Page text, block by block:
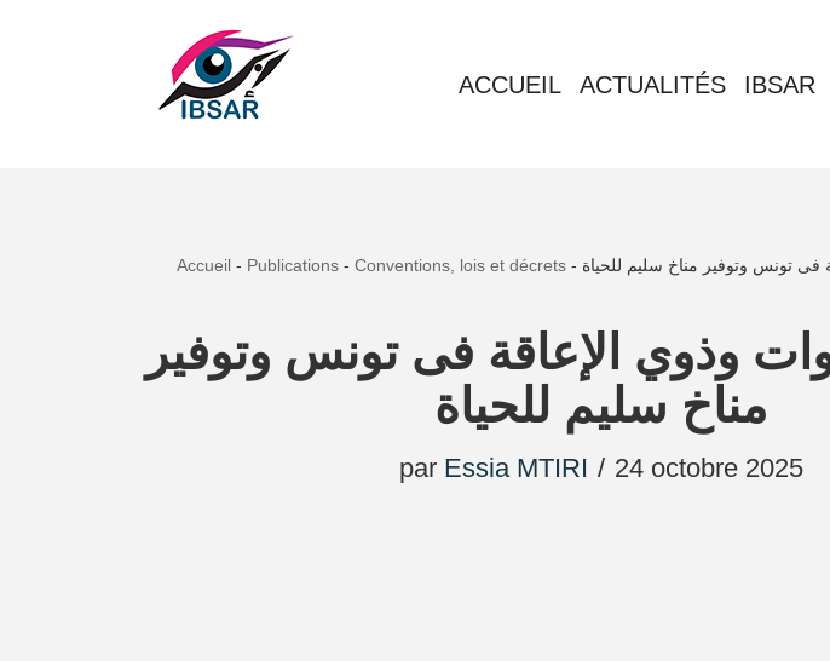
ACCUEIL ACTUALITÉS IBSAR
Accueil- Publications- Conventions, lois et décrets- تونس وتوفير مناخ سليم للحياة
وذوي الإعاقة فى تونس وتوفير
مناخ سليم للحياة
par Essia MTIRI 24 octobre 2025